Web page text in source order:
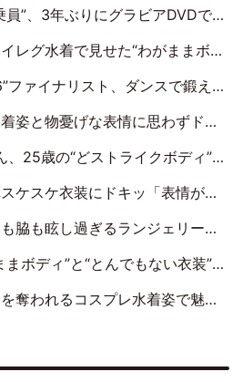
グラビアDVDで復活 31歳の艶やかな表情がさえわたる
ィ”がたまらない「うみちゃんカワイイ」「全てがステキな女神さま」「魅力的です」
ト、ダンスで鍛え上げた健康的な美ボディー披露
に思わずドキドキ…「ステキなお写真」「透明感がスゴい」
クボディ”をバリで解禁 169cmモデル体形で挑む初の本格グラビア
表情が良過ぎる」「ねもちゃんの眼差しにドキドキが止まらない」
ビキニ姿を披露「なしこたそ最強」「セクシーでゴージャスで大きなボリューム」
”で誘惑「パーフェクトなスタイル」「くびれがステキ」「やみつきになるボディ」
魅了「群を抜く美しさと華やかさ」「えなこりんの千咲は破壊力がスゴい」